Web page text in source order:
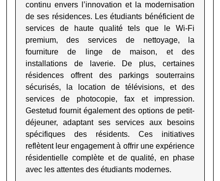
continu envers l’innovation et la modernisation
de ses résidences. Les étudiants bénéficient de
services de haute qualité tels que le Wi-Fi
premium, des services de nettoyage, la
fourniture de linge de maison, et des
installations de laverie. De plus, certaines
résidences offrent des parkings souterrains
sécurisés, la location de télévisions, et des
services de photocopie, fax et impression.
Gestetud fournit également des options de petit-
déjeuner, adaptant ses services aux besoins
spécifiques des résidents. Ces initiatives
reflètent leur engagement à offrir une expérience
résidentielle complète et de qualité, en phase
avec les attentes des étudiants modernes.